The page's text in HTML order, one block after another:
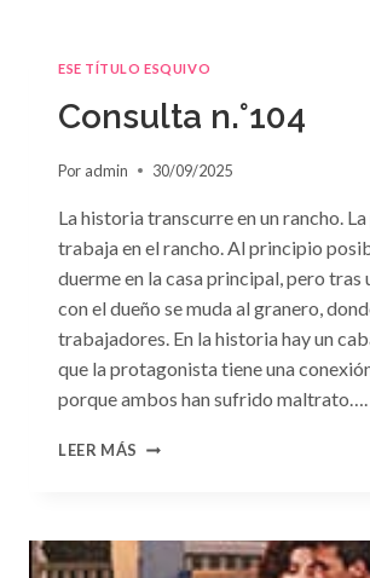
ESE TÍTULO ESQUIVO
Consulta n.°104
Por admin 30/09/2025
La historia transcurre en un rancho.
trabaja en el rancho. Al principio
duerme en la casa principal, pero tras
con el dueño se muda al granero,
trabajadores. En la historia hay un
que la protagonista tiene una
porque ambos han sufrido maltrato….
LEER MÁS CONSULTA